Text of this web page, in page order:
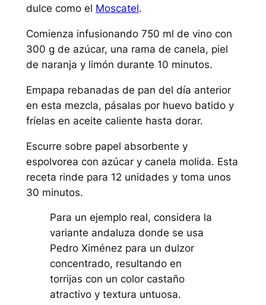
dulce como el Moscatel.
Comienza infusionando 750 ml de vino con
300 g de azúcar, una rama de canela, piel
de naranja y limón durante 10 minutos.
Empapa rebanadas de pan del día anterior
en esta mezcla, pásalas por huevo batido y
fríelas en aceite caliente hasta dorar.
Escurre sobre papel absorbente y
espolvorea con azúcar y canela molida. Esta
receta rinde para 12 unidades y toma unos
30 minutos.
Para un ejemplo real, considera la
variante andaluza donde se usa
Pedro Ximénez para un dulzor
concentrado, resultando en
torrijas con un color castaño
atractivo y textura untuosa.